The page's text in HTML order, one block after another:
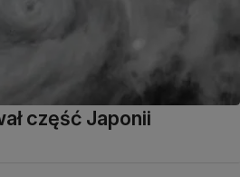
część Japonii